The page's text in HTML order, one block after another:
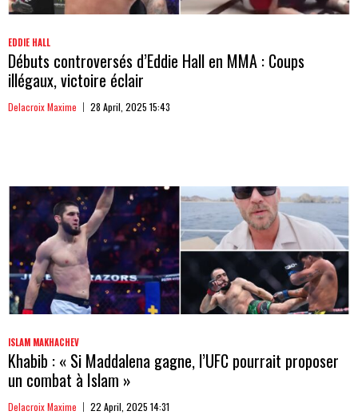
EDDIE HALL
Débuts controversés d’Eddie Hall en MMA : Coups
illégaux, victoire éclair
Delacroix Maxime 28 April, 2025 15:43
ISLAM MAKHACHEV
Khabib : « Si Maddalena gagne, l’UFC pourrait proposer
un combat à Islam »
Delacroix Maxime 22 April, 2025 14:31